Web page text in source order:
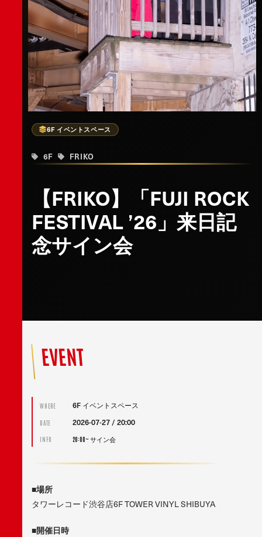
6F イベントスペース
6F FRIKO
【FRIKO】「FUJI ROCK
FESTIVAL ’26」来日記
念サイン会
EVENT
WHERE 6F イベントスペース
DATE 2026-07-27 / 20:00
INFO 20:00~ サイン会
■場所
タワーレコード渋谷店6F TOWER VINYL SHIBUYA
■開催日時